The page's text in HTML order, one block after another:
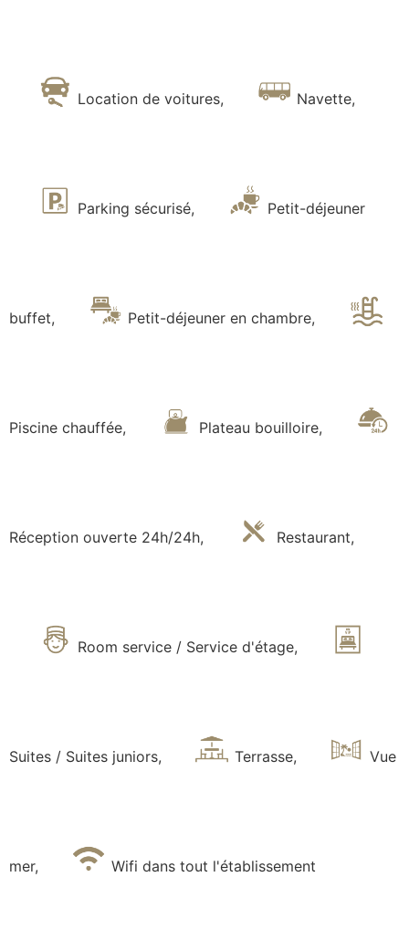
Location de voitures, Navette,
Parking sécurisé, Petit-déjeuner
buffet, Petit-déjeuner en chambre,
Piscine chauffée, Plateau bouilloire,
Réception ouverte 24h/24h, Restaurant,
Room service / Service d'étage,
Suites / Suites juniors, Terrasse, Vue
mer, Wifi dans tout l'établissement